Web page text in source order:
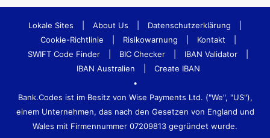
Lokale Sites About Us Datenschutzerklärung
Cookie-Richtlinie
Risikowarnung Kontakt
SWIFT Code Finder
BIC Checker IBAN Validator
IBAN Australien
Create IBAN
•
Bank.Codes ist im Besitz von Wise Payments Ltd. ("We", "US"),
einem Unternehmen, das nach den Gesetzen von England und
Wales mit Firmennummer 07209813 gegründet wurde.